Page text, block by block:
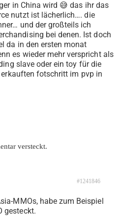
in China wird 😅 das ihr das
nutzt ist lächerlich…. die
und der großteils ich
bei denen. Ist doch
da in den ersten monat
es wieder mehr verspricht als
slave oder ein toy für die
fotschritt im pvp in
versteckt.
#1241846
MMOs, habe zum Beispiel
gesteckt.